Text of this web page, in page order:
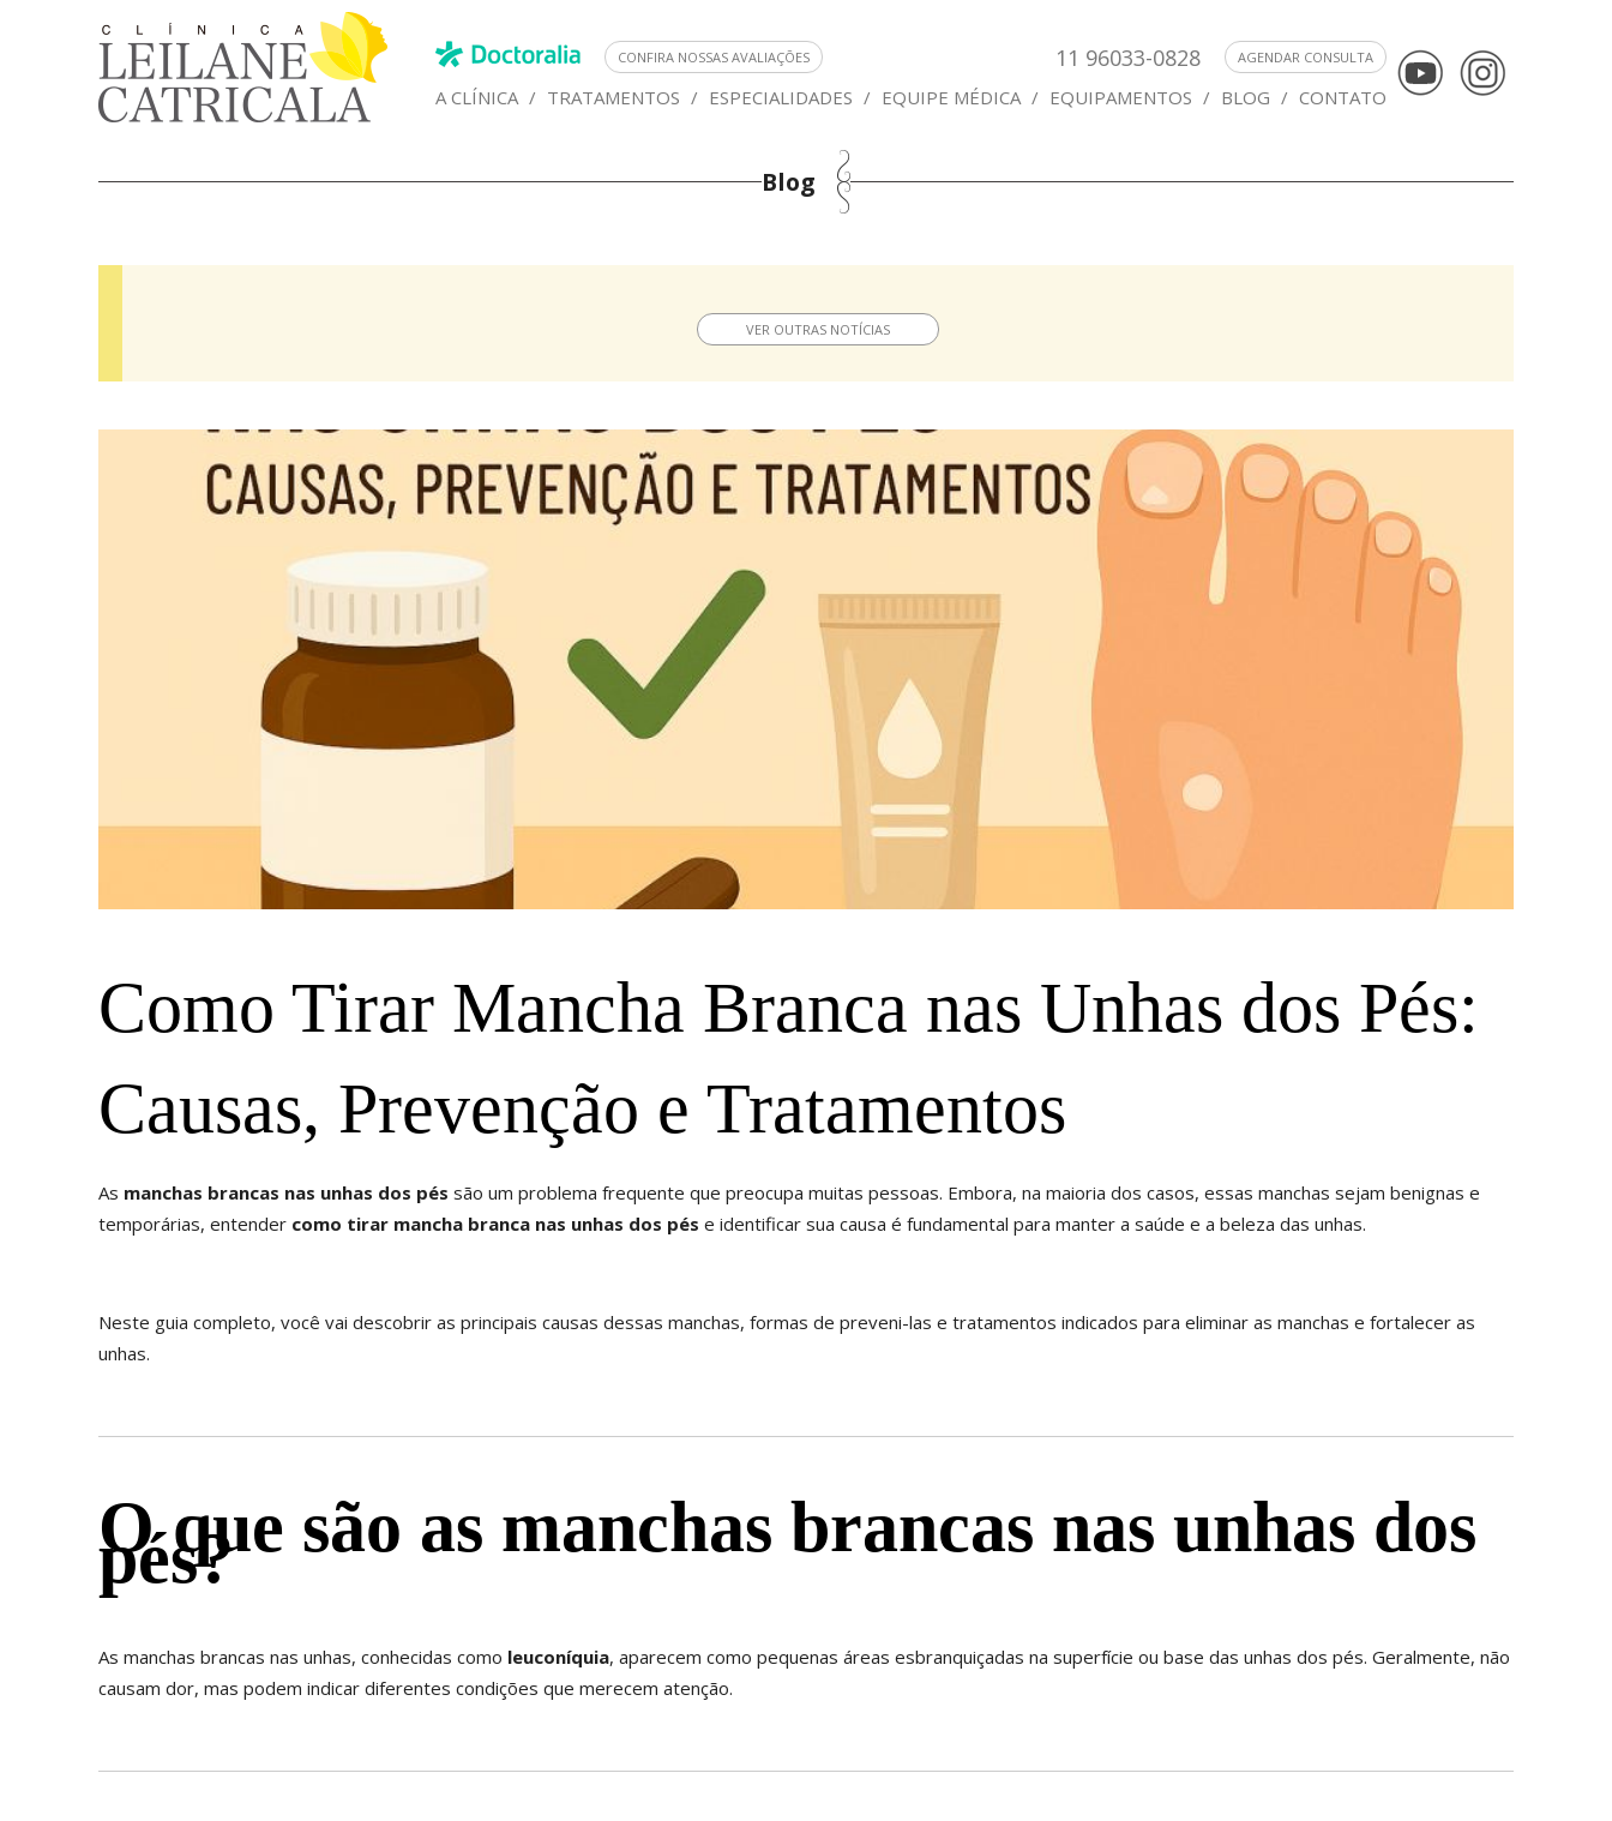
CONFIRA NOSSAS AVALIAÇÕES AGENDAR CONSULTA
11 96033-0828
A CLÍNICA / TRATAMENTOS / ESPECIALIDADES / EQUIPE MÉDICA / EQUIPAMENTOS / BLOG / CONTATO
Blog
VER OUTRAS NOTÍCIAS
Como Tirar Mancha Branca nas Unhas dos Pés:
Causas, Prevenção e Tratamentos
As manchas brancas nas unhas dos pés são um problema frequente que preocupa muitas pessoas. Embora, na maioria dos casos, essas manchas sejam benignas e
temporárias, entender como tirar mancha branca nas unhas dos pés e identificar sua causa é fundamental para manter a saúde e a beleza das unhas.
Neste guia completo, você vai descobrir as principais causas dessas manchas, formas de preveni-las e tratamentos indicados para eliminar as manchas e fortalecer as
unhas.
O que são as manchas brancas nas unhas dos
pés?
As manchas brancas nas unhas, conhecidas como leuconíquia, aparecem como pequenas áreas esbranquiçadas na superfície ou base das unhas dos pés. Geralmente, não
causam dor, mas podem indicar diferentes condições que merecem atenção.